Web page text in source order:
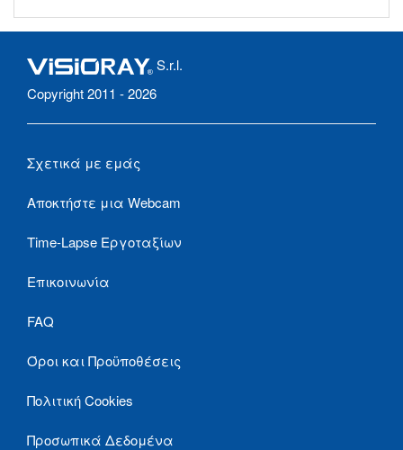
S.r.l.
Copyright 2011 - 2026
Σχετικά με εμάς
Αποκτήστε μια Webcam
Time-Lapse Εργοταξίων
Επικοινωνία
FAQ
Όροι και Προϋποθέσεις
Πολιτική Cookies
Προσωπικά Δεδομένα